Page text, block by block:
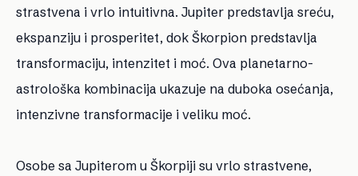
strastvena i vrlo intuitivna. Jupiter predstavlja sreću,
ekspanziju i prosperitet, dok Škorpion predstavlja
transformaciju, intenzitet i moć. Ova planetarno-
astrološka kombinacija ukazuje na duboka osećanja,
intenzivne transformacije i veliku moć.
Osobe sa Jupiterom u Škorpiji su vrlo strastvene,